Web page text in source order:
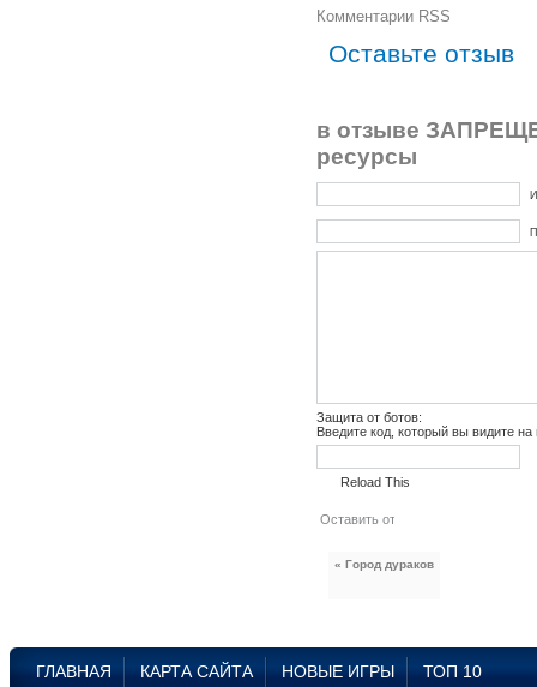
Комментарии RSS
Оставьте отзыв
в отзыве
ресурсы
Защита от ботов:
Введите код, который вы видите
Reload This
« Город дураков
ГЛАВНАЯ КАРТА САЙТА НОВЫЕ ИГРЫ ТОП 10